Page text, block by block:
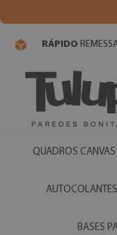
RÁPIDO
QUADROS CANVAS
BASES